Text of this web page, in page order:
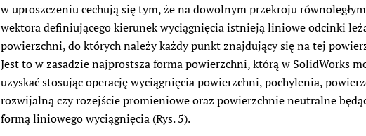
w uproszczeniu cechują się tym, że na dowolnym przekroju
wektora definiującego kierunek wyciągnięcia istnieją liniowe odcinki
powierzchni, do których należy każdy punkt znajdujący się na tej
Jest to w zasadzie najprostsza forma powierzchni, którą w SolidWorks
uzyskać stosując operację wyciągnięcia powierzchni, pochylenia,
rozwijalną czy rozejście promieniowe oraz powierzchnie neutralne
formą liniowego wyciągnięcia (Rys. 5).